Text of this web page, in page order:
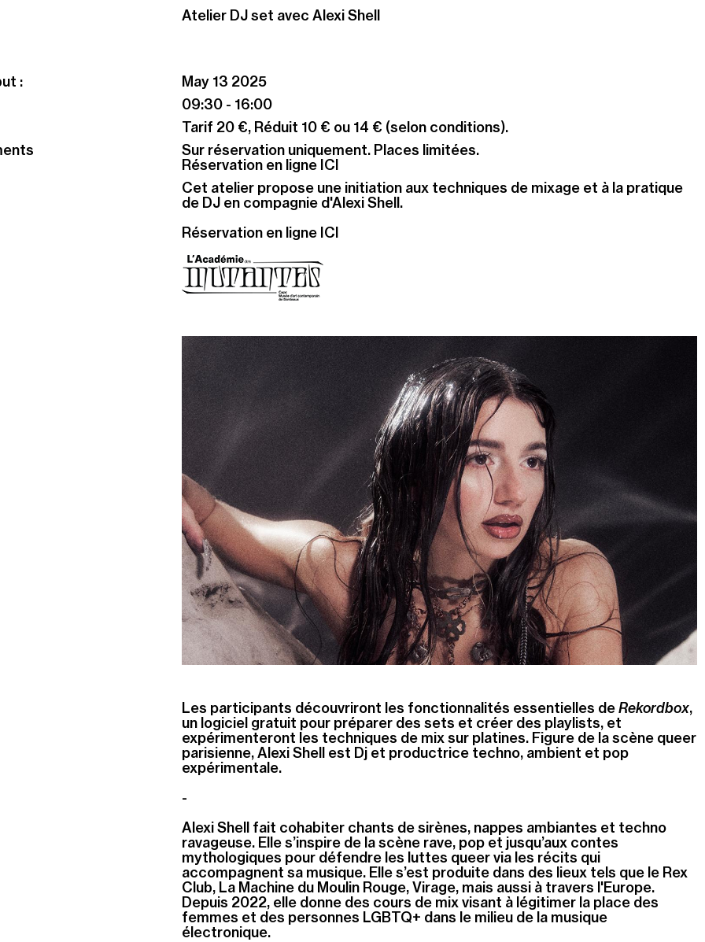
Atelier DJ set avec Alexi Shell
:
May 13 2025
09:30 - 16:00
Tarif 20 €, Réduit 10 € ou 14 € (selon conditions).
Sur réservation uniquement. Places limitées.
Réservation en ligne ICI
Cet atelier propose une initiation aux techniques de mixage et à la pratique
de DJ en compagnie d'Alexi Shell.
Réservation en ligne ICI
Les participants découvriront les fonctionnalités essentielles deRekordbox,
un logiciel gratuit pour préparer des sets et créer des playlists, et
expérimenteront les techniques de mix sur platines. Figure de la scène queer
parisienne, Alexi Shell est Dj et productrice techno, ambient et pop
expérimentale.
-
Alexi Shell fait cohabiter chants de sirènes, nappes ambiantes et techno
ravageuse. Elle s’inspire de la scène rave, pop et jusqu’aux contes
mythologiques pour défendre les luttes queer via les récits qui
accompagnent sa musique. Elle s’est produite dans des lieux tels que le Rex
Club, La Machine du Moulin Rouge, Virage, mais aussi à travers l'Europe.
Depuis 2022, elle donne des cours de mix visant à légitimer la place des
femmes et des personnes LGBTQ+ dans le milieu de la musique
électronique.